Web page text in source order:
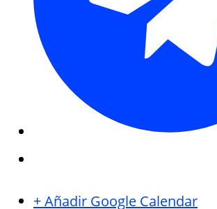
+ Añadir Google Calendar